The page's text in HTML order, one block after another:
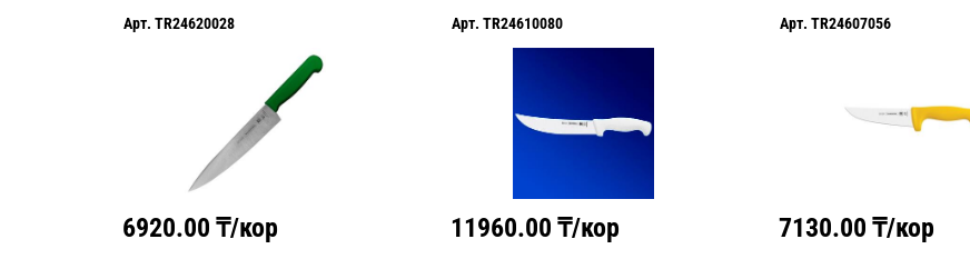
Арт. TR24620028
6920.00 ₸/кор
Арт. TR24610080
11960.00 ₸/кор
Арт. TR24607056
7130.00 ₸/кор